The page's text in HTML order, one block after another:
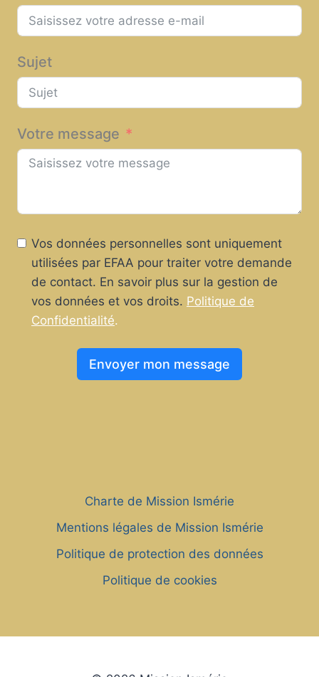
Sujet
Votre message
Vos données personnelles sont uniquement
utilisées par EFAA pour traiter votre demande
de contact. En savoir plus sur la gestion de
vos données et vos droits. Politique de
Confidentialité.
Envoyer mon message
Charte de Mission Ismérie
Mentions légales de Mission Ismérie
Politique de protection des données
Politique de cookies